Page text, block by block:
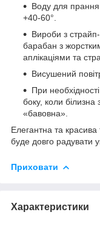
Воду для прання
+40-60°.
Вироби з
барабан з
аплікаціями та
Висушений
При
боку, коли білизна
«бавовна».
Елегантна та красива
буде довго радувати
Приховати
Характеристики